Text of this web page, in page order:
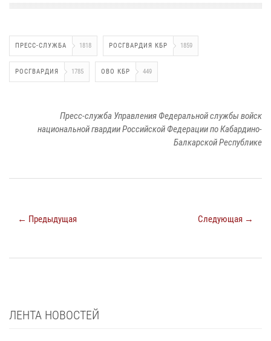
ПРЕСС-СЛУЖБА 1818 РОСГВАРДИЯ КБР 1859
РОСГВАРДИЯ 1785 ОВО КБР 449
Пресс-служба Управления Федеральной службы войск
национальной гвардии Российской Федерации по Кабардино-
Балкарской Республике
← Предыдущая Следующая →
ЛЕНТА НОВОСТЕЙ